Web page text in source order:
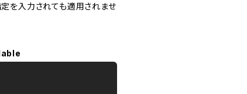
を入力されても適用されませ